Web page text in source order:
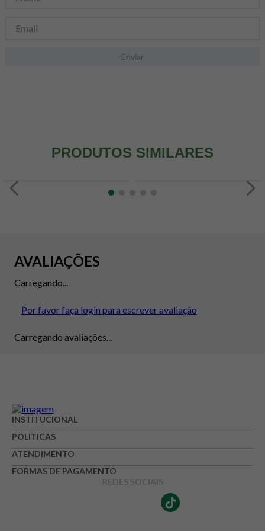
Enviar
PRODUTOS SIMILARES
AVALIAÇÕES
Carregando...
Por favor faça login para escrever avaliação
Carregando avaliações...
INSTITUCIONAL
POLITICAS
ATENDIMENTO
FORMAS DE PAGAMENTO
REDES SOCIAIS
8º snack proteico mundo verde
9 psyllium